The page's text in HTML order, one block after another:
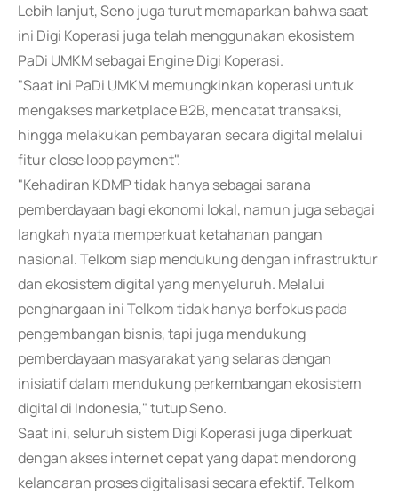
Lebih lanjut, Seno juga turut memaparkan bahwa saat
ini Digi Koperasi juga telah menggunakan ekosistem
PaDi UMKM sebagai Engine Digi Koperasi.
"Saat ini PaDi UMKM memungkinkan koperasi untuk
mengakses marketplace B2B, mencatat transaksi,
hingga melakukan pembayaran secara digital melalui
fitur close loop payment".
"Kehadiran KDMP tidak hanya sebagai sarana
pemberdayaan bagi ekonomi lokal, namun juga sebagai
langkah nyata memperkuat ketahanan pangan
nasional. Telkom siap mendukung dengan infrastruktur
dan ekosistem digital yang menyeluruh. Melalui
penghargaan ini Telkom tidak hanya berfokus pada
pengembangan bisnis, tapi juga mendukung
pemberdayaan masyarakat yang selaras dengan
inisiatif dalam mendukung perkembangan ekosistem
digital di Indonesia," tutup Seno.
Saat ini, seluruh sistem Digi Koperasi juga diperkuat
dengan akses internet cepat yang dapat mendorong
kelancaran proses digitalisasi secara efektif. Telkom